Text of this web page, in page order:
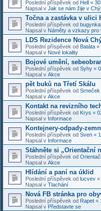
Poslední příspěvek od Hell «
Napsal v Jak se nám žije v
Točna a zastávka v ulici
Poslední příspěvek od
Napsal v Náměty a vzkazy pro
LDS Rezidence Nová
Poslední příspěvek od Batáta «
Napsal v Nové lokality
Bojové umění,
Poslední příspěvek od Syhy «
Napsal v Akce
pět buků na Třetí Skálu
Poslední příspěvek od Srneček
Napsal v Akce
Kontakt na revizního
Poslední příspěvek od Krys «
Napsal v Informace
Kontejnery-odpady-
Poslední příspěvek od Sven «
Napsal v Informace
Stáhněte si „Orientační
Poslední příspěvek od
Napsal v Akce
Hlídání a paní na úklid
Poslední příspěvek od lucvev «
Napsal v Tlachání
Nová FB stránka pro
Poslední příspěvek od Rapet «
Napsal v Představte se